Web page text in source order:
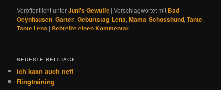
Veröffentlicht unterJuni's Gewuffe |Verschlagwortet mit Bad
Oeynhausen,Garten,Geburtstag, Lena,Mama,Schosshund,Tante,
Tante Lena |Schreibe einen Kommentar
NEUESTE BEITRÄGE
ich kann auch nett
Ringtraining